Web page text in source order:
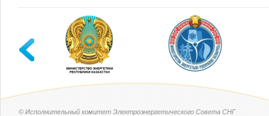
© Исполнительный комитет Электроэнергетического Совета СНГ